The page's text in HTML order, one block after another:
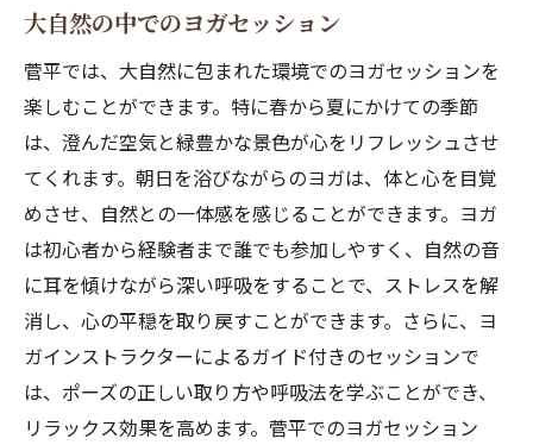
大自然の中でのヨガセッション
菅平では、大自然に包まれた環境でのヨガセッションを
楽しむことができます。特に春から夏にかけての季節
は、澄んだ空気と緑豊かな景色が心をリフレッシュさせ
てくれます。朝日を浴びながらのヨガは、体と心を目覚
めさせ、自然との一体感を感じることができます。ヨガ
は初心者から経験者まで誰でも参加しやすく、自然の音
に耳を傾けながら深い呼吸をすることで、ストレスを解
消し、心の平穏を取り戻すことができます。さらに、ヨ
ガインストラクターによるガイド付きのセッションで
は、ポーズの正しい取り方や呼吸法を学ぶことができ、
リラックス効果を高めます。菅平でのヨガセッション